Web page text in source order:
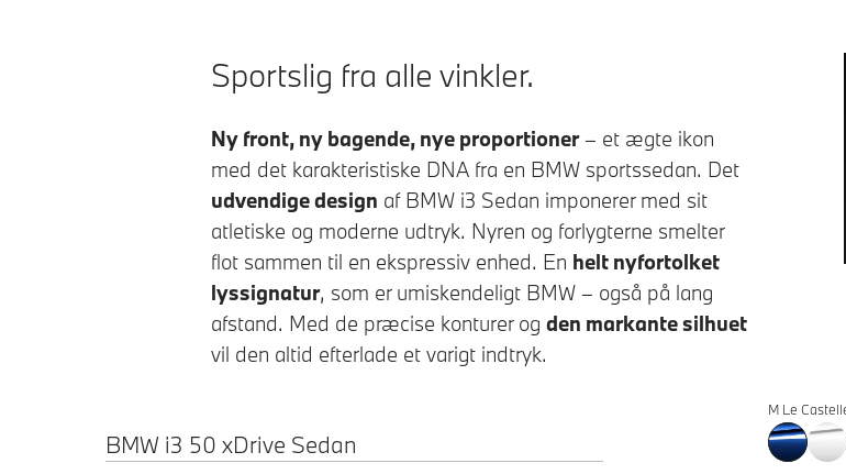
Sportslig fra alle vinkler.
Ny front, ny bagende, nye proportioner– et ægte ikon
med det karakteristiske DNA fra en BMW sportssedan. Det
udvendige design af BMW i3 Sedan imponerer med sit
atletiske og moderne udtryk. Nyren og forlygterne smelter
flot sammen til en ekspressiv enhed. En helt nyfortolket
lyssignatur, som er umiskendeligt BMW – også på lang
afstand. Med de præcise konturer og den markante silhuet
vil den altid efterlade et varigt indtryk.
BMW i3 50 xDrive Sedan
M Le